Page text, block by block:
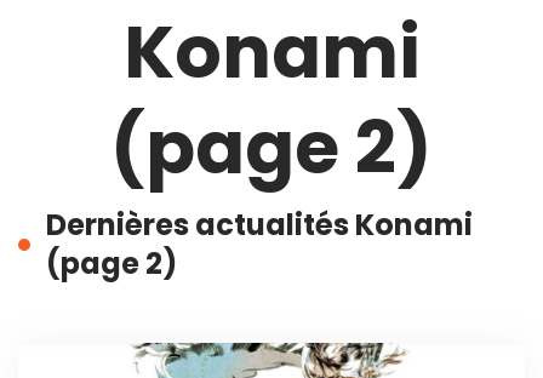
Konami
(page 2)
Dernières actualités Konami
(page 2)